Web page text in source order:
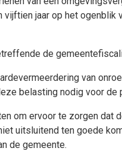
jaar op het
de
van
belasting nodig voor de
om ervoor te zorgen dat
uitsluitend ten goede
de gemeente.